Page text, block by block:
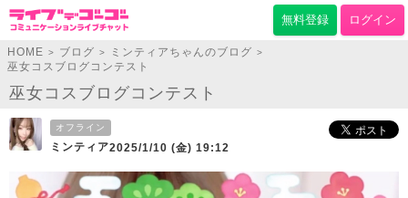
無料登録 ログイン
HOME > ブログ > ミンティアちゃんのブログ >
巫女コスブログコンテスト
巫女コスブログコンテスト
オフライン
ミンティア2025/1/10 (金) 19:12